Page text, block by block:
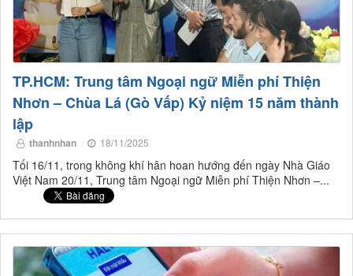
TP.HCM: Trung tâm Ngoại ngữ Miễn phí Thiện
Nhơn – Chùa Lá (Gò Vấp) Kỷ niệm 15 năm thành
lập
thanhnhan 18/11/2025
Tối 16/11, trong không khí hân hoan hướng đến ngày Nhà Giáo
Việt Nam 20/11, Trung tâm Ngoại ngữ Miễn phí Thiện Nhơn –...